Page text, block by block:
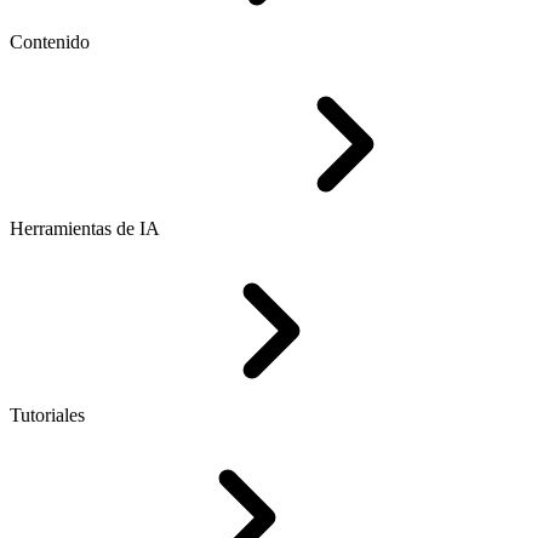
Contenido
Herramientas de IA
Tutoriales